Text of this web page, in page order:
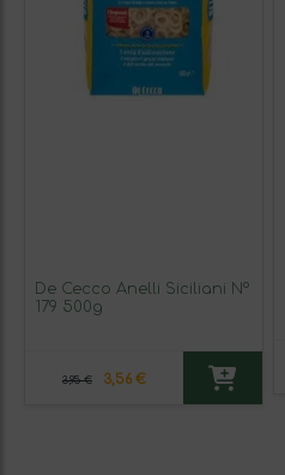
De Cecco Anelli Siciliani Nº
179 500g
3,95 € 3,56 €